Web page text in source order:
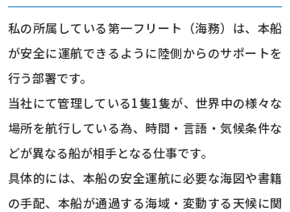
私の所属している第一フリート（海務）は、本船
が安全に運航できるように陸側からのサポートを
行う部署です。
当社にて管理している1隻1隻が、世界中の様々な
場所を航行している為、時間・言語・気候条件な
どが異なる船が相手となる仕事です。
具体的には、本船の安全運航に必要な海図や書籍
の手配、本船が通過する海域・変動する天候に関